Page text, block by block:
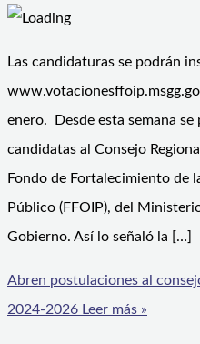
Las candidaturas se podrán
enero. Desde esta semana
candidatas al Consejo
Fondo de Fortalecimiento de
Público (FFOIP), del
Gobierno. Así lo señaló la […]
Abren postulaciones al
2024-2026 Leer más »